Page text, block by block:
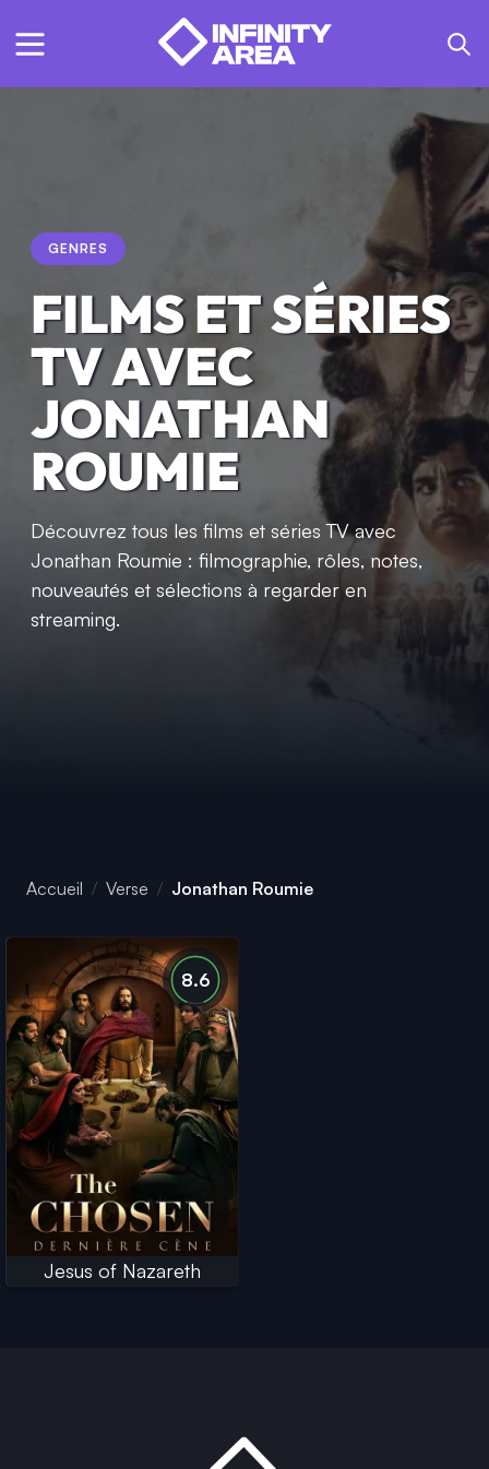
GENRES
FILMS ET SÉRIES
TV AVEC
JONATHAN
ROUMIE
Découvrez tous les films et séries TV avec
Jonathan Roumie : filmographie, rôles, notes,
nouveautés et sélections à regarder en
streaming.
Accueil Verse Jonathan Roumie
8.6
Jesus of Nazareth